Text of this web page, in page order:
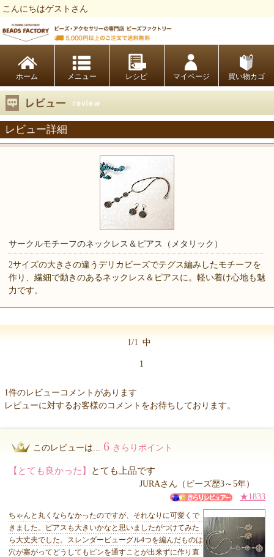
こんにちはゲストさん
ホーム レシピ マイページ 買い物カゴ
レビュー詳細
サークルモチーフのネックレス＆ピアス（メタリック）
2サイズの大きさの違うデリカビーズでテグス編みしたモチーフを
作り、繊細で動きのあるネックレス＆ピアスに。軽い着け心地も魅
力です。
1/1 中
1
1件のレビューコメントがあります
レビューに対するお客様のコメントをお待ちしております。
このレビューは... 6 きらりポイント
【とても良かった】 とても上品です
JURAさん（ビーズ歴3～5年）
★1833
ちゃんと丸くならなかったのですが、それなりに可愛くで
きました。ピアスも大きいかなと思いましたがつけてみた
ら大丈夫でした。スレンダービューグル4つを編んだものは
穴が塞がってどうしてもピンを通すことが出来ずに作り直